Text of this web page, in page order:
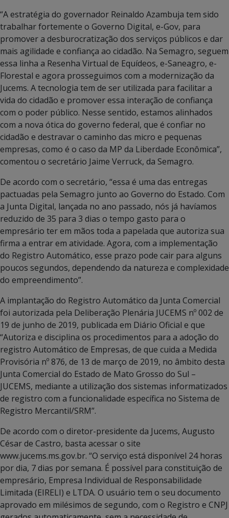
“A estratégia do governador Reinaldo Azambuja tem sido
trabalhar fortemente o Governo Digital, e-Gov, para
promover a desburocratização dos serviços públicos e dar
mais agilidade e confiança ao cidadão. Na Semagro, seguem
essa linha a Resenha Virtual de Equídeos, e-Saneagro, e-
Florestal e agora prosseguimos com a modernização da
Jucems. A tecnologia tem de ser utilizada para facilitar a
vida do cidadão e promover essa interação de confiança
com o poder público. Nesse sentido, estamos alinhados
com a nova ótica do governo federal, que é confiar no
cidadão e destravar o caminho das micro e pequenas
empresas, como é o caso da MP da Liberdade Econômica”,
comentou o secretário Jaime Verruck, da Semagro.
De acordo com o secretário, “essa é uma das entregas
pactuadas pela Semagro junto ao Governo do Estado. Com
a Junta Digital, lançada no ano passado, nós já havíamos
reduzido de 35 para 3 dias o tempo gasto para o
empresário ter em mãos toda a papelada que autoriza sua
firma a entrar em atividade. Agora, com a implementação
do Registro Automático, esse prazo pode cair para alguns
poucos segundos, dependendo da natureza e complexidade
do empreendimento”.
A implantação do Registro Automático da Junta Comercial
foi autorizada pela Deliberação Plenária JUCEMS nº 002 de
19 de junho de 2019, publicada em Diário Oficial e que
“Autoriza e disciplina os procedimentos para a adoção do
registro Automático de Empresas, de que cuida a Medida
Provisória nº 876, de 13 de março de 2019, no âmbito desta
Junta Comercial do Estado de Mato Grosso do Sul –
JUCEMS, mediante a utilização dos sistemas informatizados
de registro com a funcionalidade específica no Sistema de
Registro Mercantil/SRM”.
De acordo com o diretor-presidente da Jucems, Augusto
César de Castro, basta acessar o site
www.jucems.ms.gov.br. “O serviço está disponível 24 horas
por dia, 7 dias por semana. É possível para constituição de
empresário, Empresa Individual de Responsabilidade
Limitada (EIRELI) e LTDA. O usuário tem o seu documento
aprovado em milésimos de segundo, com o Registro e CNPJ